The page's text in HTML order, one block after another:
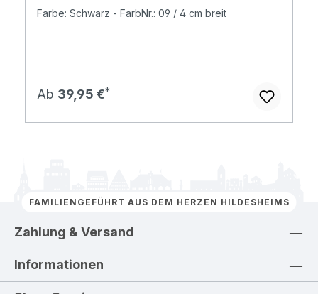
Farbe: Schwarz - FarbNr.: 09 / 4 cm breit
Regulärer Preis:
Ab 39,95 €
FAMILIENGEFÜHRT AUS DEM HERZEN HILDESHEIMS
Zahlung & Versand
Informationen